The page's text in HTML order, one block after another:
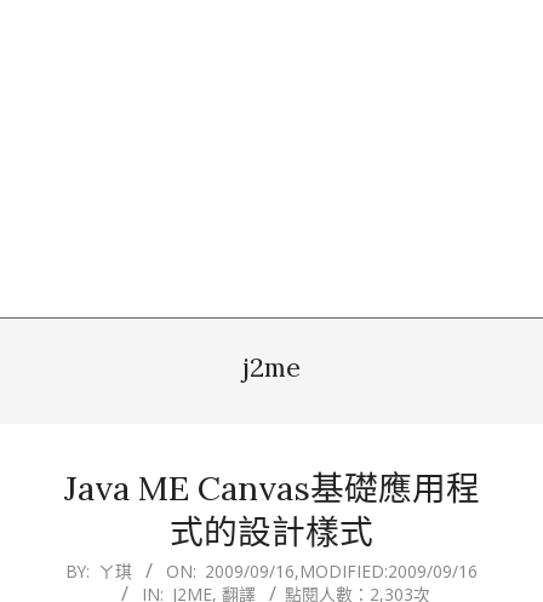
j2me
Java ME Canvas基礎應用程
式的設計樣式
2009-
BY: ㄚ琪 ON: 2009/09/16,MODIFIED:2009/09/16
IN: J2ME, 翻譯 點閱人數：2,303次